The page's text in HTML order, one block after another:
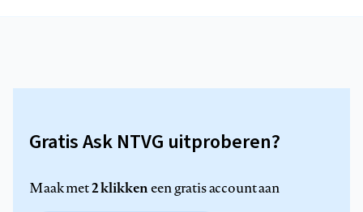
Gratis Ask NTVG uitproberen?
Maak met2 klikkeneen gratis account aan